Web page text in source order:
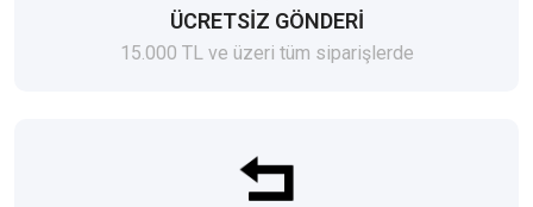
ÜCRETSİZ GÖNDERİ
15.000 TL ve üzeri tüm siparişlerde